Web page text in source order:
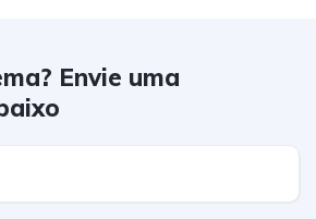
Envie uma